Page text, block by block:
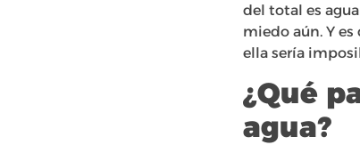
del total es
miedo aún. Y
ella sería
¿Qué
agua?